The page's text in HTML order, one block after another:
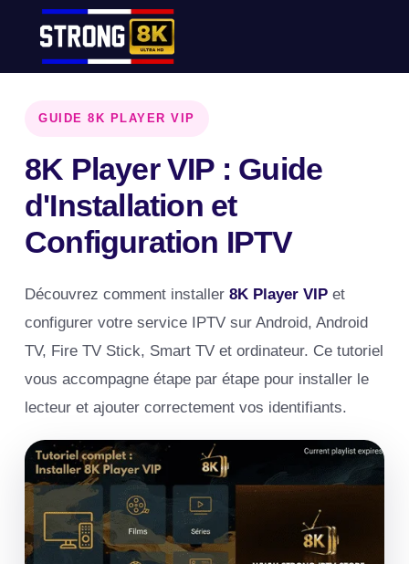
GUIDE 8K PLAYER VIP
8K Player VIP : Guide
d'Installation et
Configuration IPTV
Découvrez comment installer 8K Player VIP et
configurer votre service IPTV sur Android, Android
TV, Fire TV Stick, Smart TV et ordinateur. Ce tutoriel
vous accompagne étape par étape pour installer le
lecteur et ajouter correctement vos identifiants.